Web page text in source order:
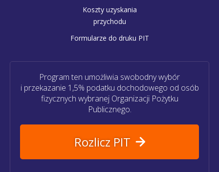
Koszty uzyskania
przychodu
Formularze do druku PIT
Program ten umożliwia swobodny wybór
i przekazanie 1,5% podatku dochodowego od osób
fizycznych wybranej Organizacji Pożytku
Publicznego.
Rozlicz PIT